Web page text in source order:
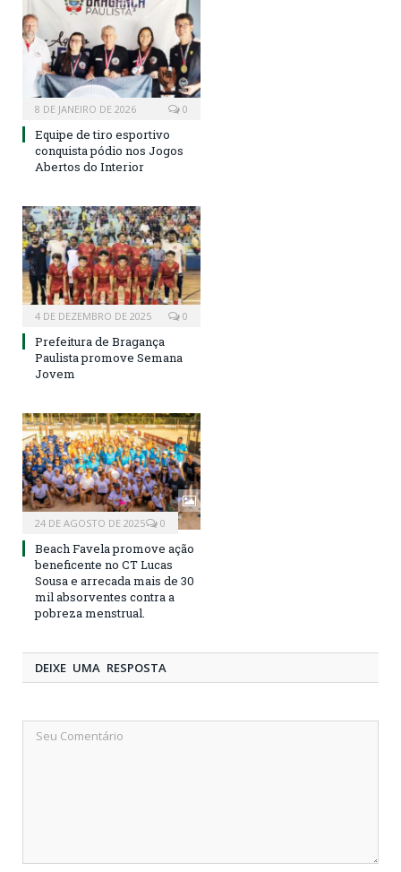
8 DE JANEIRO DE 2026 0
Equipe de tiro esportivo
conquista pódio nos Jogos
Abertos do Interior
4 DE DEZEMBRO DE 2025 0
Prefeitura de Bragança
Paulista promove Semana
Jovem
24 DE AGOSTO DE 2025 0
Beach Favela promove ação
beneficente no CT Lucas
Sousa e arrecada mais de 30
mil absorventes contra a
pobreza menstrual.
DEIXE UMA RESPOSTA